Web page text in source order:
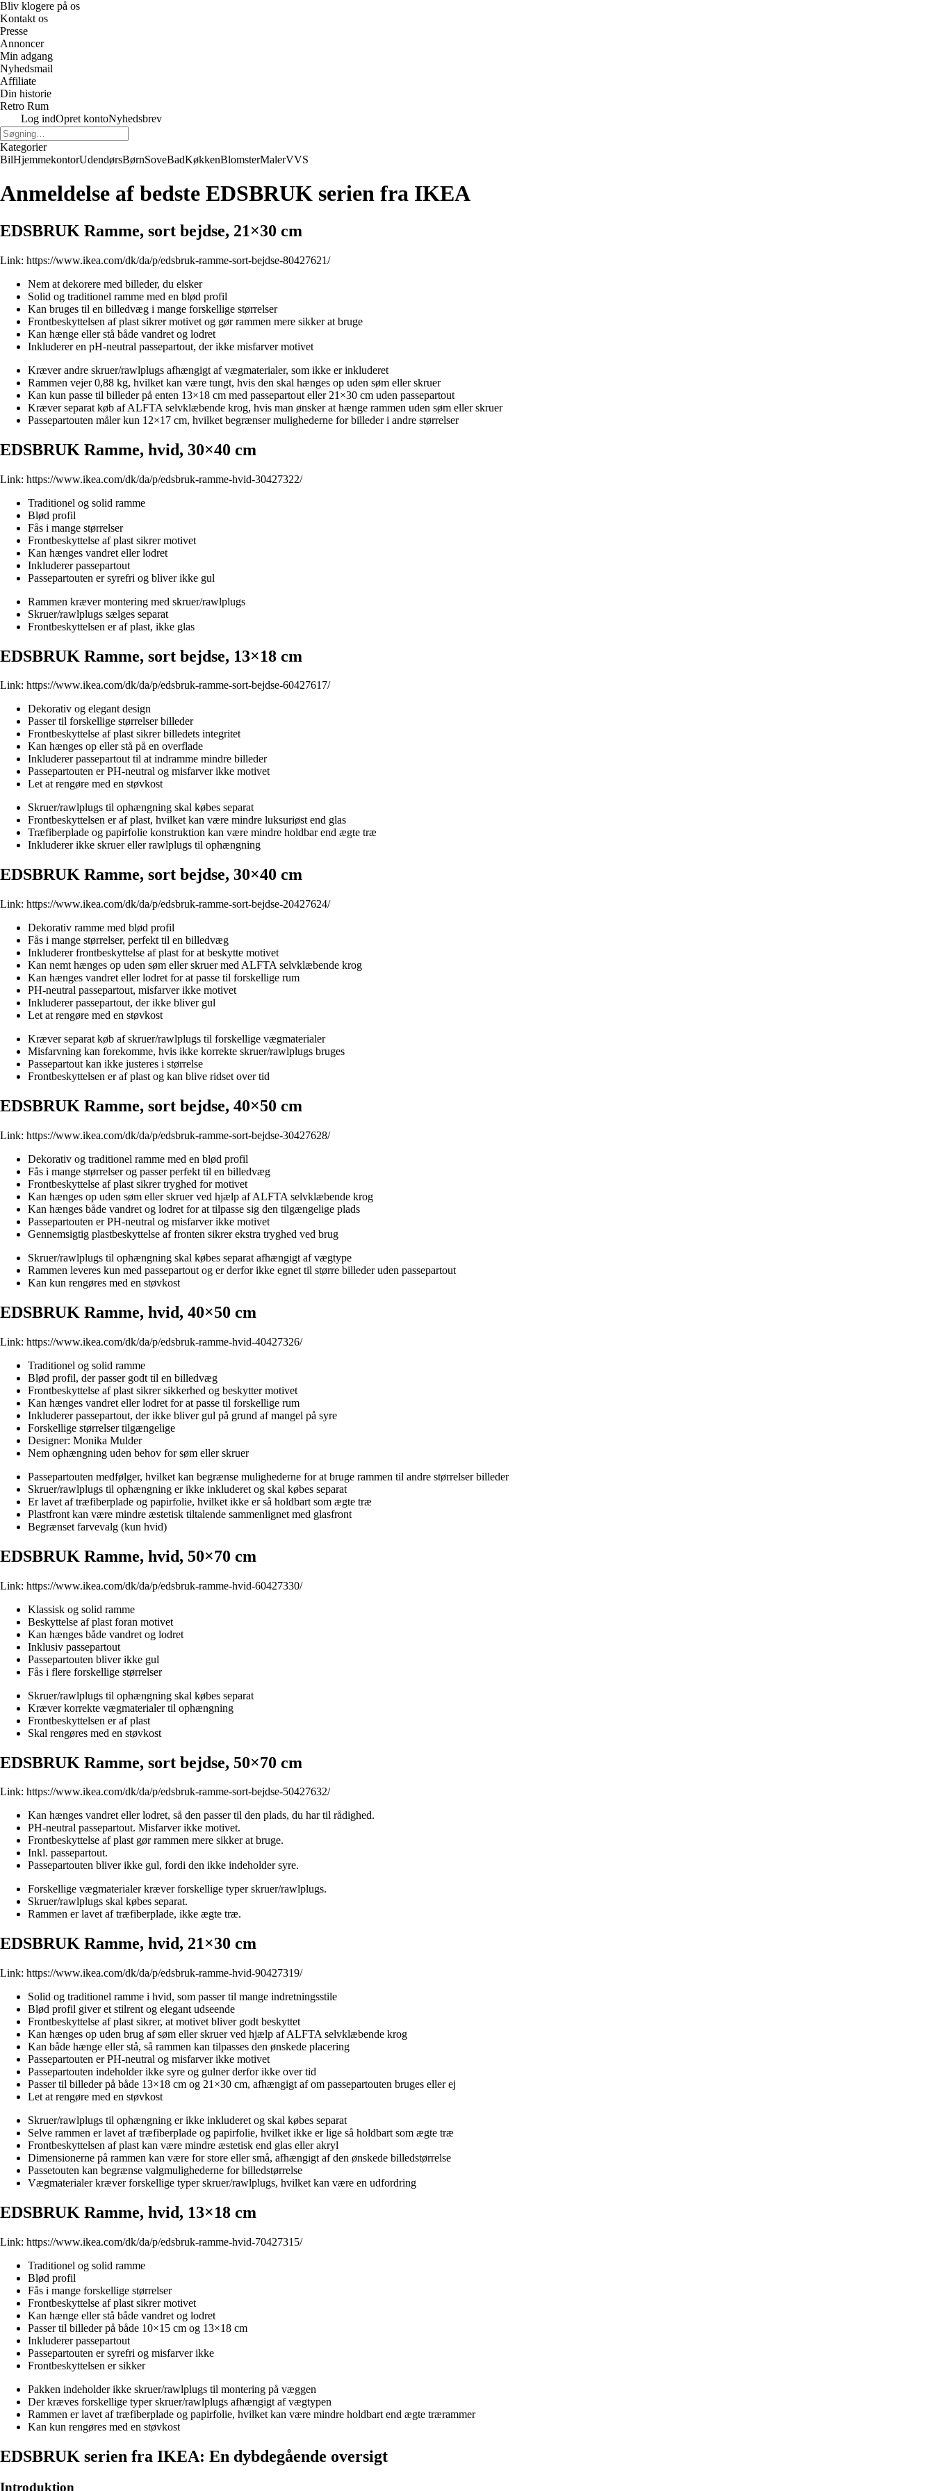
Bliv klogere på os
Kontakt os
Presse
Annoncer
Min adgang
Nyhedsmail
Affiliate
Din historie
Retro Rum
Log indOpret kontoNyhedsbrev
Kategorier
BilHjemmekontorUdendørsBørnSoveBadKøkkenBlomsterMalerVVS
Anmeldelse af bedste EDSBRUK serien fra IKEA
EDSBRUK Ramme, sort bejdse, 21×30 cm
Link: https://www.ikea.com/dk/da/p/edsbruk-ramme-sort-bejdse-80427621/
Nem at dekorere med billeder, du elsker
Solid og traditionel ramme med en blød profil
Kan bruges til en billedvæg i mange forskellige størrelser
Frontbeskyttelsen af plast sikrer motivet og gør rammen mere sikker at bruge
Kan hænge eller stå både vandret og lodret
Inkluderer en pH-neutral passepartout, der ikke misfarver motivet
Kræver andre skruer/rawlplugs afhængigt af vægmaterialer, som ikke er inkluderet
Rammen vejer 0,88 kg, hvilket kan være tungt, hvis den skal hænges op uden søm eller skruer
Kan kun passe til billeder på enten 13×18 cm med passepartout eller 21×30 cm uden passepartout
Kræver separat køb af ALFTA selvklæbende krog, hvis man ønsker at hænge rammen uden søm eller skruer
Passepartouten måler kun 12×17 cm, hvilket begrænser mulighederne for billeder i andre størrelser
EDSBRUK Ramme, hvid, 30×40 cm
Link: https://www.ikea.com/dk/da/p/edsbruk-ramme-hvid-30427322/
Traditionel og solid ramme
Blød profil
Fås i mange størrelser
Frontbeskyttelse af plast sikrer motivet
Kan hænges vandret eller lodret
Inkluderer passepartout
Passepartouten er syrefri og bliver ikke gul
Rammen kræver montering med skruer/rawlplugs
Skruer/rawlplugs sælges separat
Frontbeskyttelsen er af plast, ikke glas
EDSBRUK Ramme, sort bejdse, 13×18 cm
Link: https://www.ikea.com/dk/da/p/edsbruk-ramme-sort-bejdse-60427617/
Dekorativ og elegant design
Passer til forskellige størrelser billeder
Frontbeskyttelse af plast sikrer billedets integritet
Kan hænges op eller stå på en overflade
Inkluderer passepartout til at indramme mindre billeder
Passepartouten er PH-neutral og misfarver ikke motivet
Let at rengøre med en støvkost
Skruer/rawlplugs til ophængning skal købes separat
Frontbeskyttelsen er af plast, hvilket kan være mindre luksuriøst end glas
Træfiberplade og papirfolie konstruktion kan være mindre holdbar end ægte træ
Inkluderer ikke skruer eller rawlplugs til ophængning
EDSBRUK Ramme, sort bejdse, 30×40 cm
Link: https://www.ikea.com/dk/da/p/edsbruk-ramme-sort-bejdse-20427624/
Dekorativ ramme med blød profil
Fås i mange størrelser, perfekt til en billedvæg
Inkluderer frontbeskyttelse af plast for at beskytte motivet
Kan nemt hænges op uden søm eller skruer med ALFTA selvklæbende krog
Kan hænges vandret eller lodret for at passe til forskellige rum
PH-neutral passepartout, misfarver ikke motivet
Inkluderer passepartout, der ikke bliver gul
Let at rengøre med en støvkost
Kræver separat køb af skruer/rawlplugs til forskellige vægmaterialer
Misfarvning kan forekomme, hvis ikke korrekte skruer/rawlplugs bruges
Passepartout kan ikke justeres i størrelse
Frontbeskyttelsen er af plast og kan blive ridset over tid
EDSBRUK Ramme, sort bejdse, 40×50 cm
Link: https://www.ikea.com/dk/da/p/edsbruk-ramme-sort-bejdse-30427628/
Dekorativ og traditionel ramme med en blød profil
Fås i mange størrelser og passer perfekt til en billedvæg
Frontbeskyttelse af plast sikrer tryghed for motivet
Kan hænges op uden søm eller skruer ved hjælp af ALFTA selvklæbende krog
Kan hænges både vandret og lodret for at tilpasse sig den tilgængelige plads
Passepartouten er PH-neutral og misfarver ikke motivet
Gennemsigtig plastbeskyttelse af fronten sikrer ekstra tryghed ved brug
Skruer/rawlplugs til ophængning skal købes separat afhængigt af vægtype
Rammen leveres kun med passepartout og er derfor ikke egnet til større billeder uden passepartout
Kan kun rengøres med en støvkost
EDSBRUK Ramme, hvid, 40×50 cm
Link: https://www.ikea.com/dk/da/p/edsbruk-ramme-hvid-40427326/
Traditionel og solid ramme
Blød profil, der passer godt til en billedvæg
Frontbeskyttelse af plast sikrer sikkerhed og beskytter motivet
Kan hænges vandret eller lodret for at passe til forskellige rum
Inkluderer passepartout, der ikke bliver gul på grund af mangel på syre
Forskellige størrelser tilgængelige
Designer: Monika Mulder
Nem ophængning uden behov for søm eller skruer
Passepartouten medfølger, hvilket kan begrænse mulighederne for at bruge rammen til andre størrelser billeder
Skruer/rawlplugs til ophængning er ikke inkluderet og skal købes separat
Er lavet af træfiberplade og papirfolie, hvilket ikke er så holdbart som ægte træ
Plastfront kan være mindre æstetisk tiltalende sammenlignet med glasfront
Begrænset farvevalg (kun hvid)
EDSBRUK Ramme, hvid, 50×70 cm
Link: https://www.ikea.com/dk/da/p/edsbruk-ramme-hvid-60427330/
Klassisk og solid ramme
Beskyttelse af plast foran motivet
Kan hænges både vandret og lodret
Inklusiv passepartout
Passepartouten bliver ikke gul
Fås i flere forskellige størrelser
Skruer/rawlplugs til ophængning skal købes separat
Kræver korrekte vægmaterialer til ophængning
Frontbeskyttelsen er af plast
Skal rengøres med en støvkost
EDSBRUK Ramme, sort bejdse, 50×70 cm
Link: https://www.ikea.com/dk/da/p/edsbruk-ramme-sort-bejdse-50427632/
Kan hænges vandret eller lodret, så den passer til den plads, du har til rådighed.
PH-neutral passepartout. Misfarver ikke motivet.
Frontbeskyttelse af plast gør rammen mere sikker at bruge.
Inkl. passepartout.
Passepartouten bliver ikke gul, fordi den ikke indeholder syre.
Forskellige vægmaterialer kræver forskellige typer skruer/rawlplugs.
Skruer/rawlplugs skal købes separat.
Rammen er lavet af træfiberplade, ikke ægte træ.
EDSBRUK Ramme, hvid, 21×30 cm
Link: https://www.ikea.com/dk/da/p/edsbruk-ramme-hvid-90427319/
Solid og traditionel ramme i hvid, som passer til mange indretningsstile
Blød profil giver et stilrent og elegant udseende
Frontbeskyttelse af plast sikrer, at motivet bliver godt beskyttet
Kan hænges op uden brug af søm eller skruer ved hjælp af ALFTA selvklæbende krog
Kan både hænge eller stå, så rammen kan tilpasses den ønskede placering
Passepartouten er PH-neutral og misfarver ikke motivet
Passepartouten indeholder ikke syre og gulner derfor ikke over tid
Passer til billeder på både 13×18 cm og 21×30 cm, afhængigt af om passepartouten bruges eller ej
Let at rengøre med en støvkost
Skruer/rawlplugs til ophængning er ikke inkluderet og skal købes separat
Selve rammen er lavet af træfiberplade og papirfolie, hvilket ikke er lige så holdbart som ægte træ
Frontbeskyttelsen af plast kan være mindre æstetisk end glas eller akryl
Dimensionerne på rammen kan være for store eller små, afhængigt af den ønskede billedstørrelse
Passetouten kan begrænse valgmulighederne for billedstørrelse
Vægmaterialer kræver forskellige typer skruer/rawlplugs, hvilket kan være en udfordring
EDSBRUK Ramme, hvid, 13×18 cm
Link: https://www.ikea.com/dk/da/p/edsbruk-ramme-hvid-70427315/
Traditionel og solid ramme
Blød profil
Fås i mange forskellige størrelser
Frontbeskyttelse af plast sikrer motivet
Kan hænge eller stå både vandret og lodret
Passer til billeder på både 10×15 cm og 13×18 cm
Inkluderer passepartout
Passepartouten er syrefri og misfarver ikke
Frontbeskyttelsen er sikker
Pakken indeholder ikke skruer/rawlplugs til montering på væggen
Der kræves forskellige typer skruer/rawlplugs afhængigt af vægtypen
Rammen er lavet af træfiberplade og papirfolie, hvilket kan være mindre holdbart end ægte trærammer
Kan kun rengøres med en støvkost
EDSBRUK serien fra IKEA: En dybdegående oversigt
Introduktion